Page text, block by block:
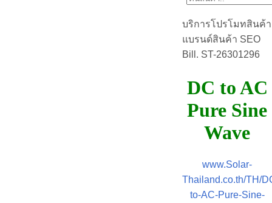
บริการโปรโมทสินค้า
แบรนด์สินค้า SEO
Bill. ST-26301296
DC to AC
Pure Sine
Wave
www.Solar-
Thailand.co.th/TH/
to-AC-Pure-Sine-